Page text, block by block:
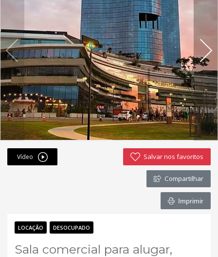
Fichas cadastrais
Financiamento
Hotsites
Política de privacidade
Postagens
Simulador de financiamento
whatsapp
ANUCIE SEU IMOVEL CONOSCO
Contato
Vídeo Salvar nos favoritos
Compartilhar
Imprimir
LOCAÇÃO DESOCUPADO
Sala comercial para alugar,